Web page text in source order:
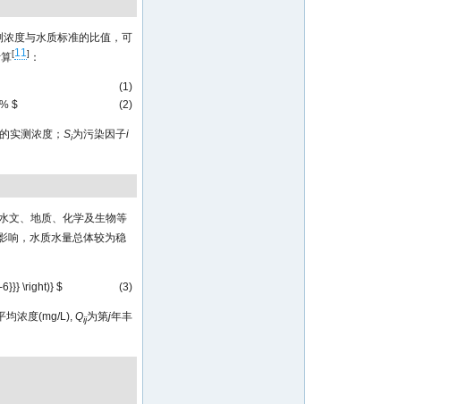
度与水质标准的比值，可
[11] ：
(1)
$
(2)
的实测浓度； Si为污染因子i
文、地质、化学及生物等
响，水质水量总体较为稳
\right)} $ (3)
均浓度(mg/L), Qij为第j年丰